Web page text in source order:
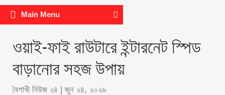
Main Menu
ওয়াই-ফাই রাউটারে ইন্টারনেট স্পিড
বাড়ানোর সহজ উপায়
বৈশাখী নিউজ ২৪ | জুন ২৪, ২০২৬